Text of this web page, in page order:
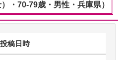
・70-79歳・男性・兵庫県）
投稿日時